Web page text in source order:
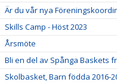
Är du vår nya
Skills Camp - Höst 2023
Årsmöte
Bli en del av Spånga Baskets
Skolbasket, Barn födda 2016-